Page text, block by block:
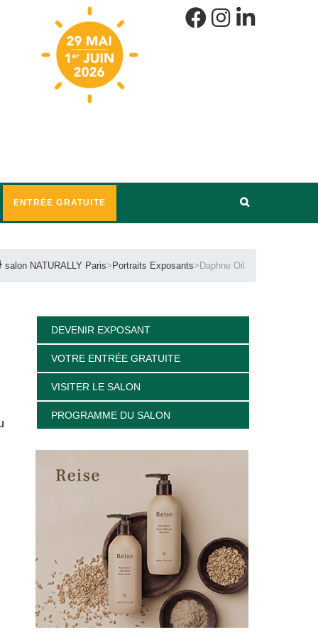
ENTRÉE GRATUITE
salon NATURALLY Paris> Portraits Exposants> Daphne Oil
DEVENIR EXPOSANT
VOTRE ENTRÉE GRATUITE
VISITER LE SALON
PROGRAMME DU SALON